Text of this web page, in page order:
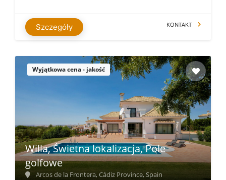
Szczegóły KONTAKT
Wyjątkowa cena - jakość
Willa, Świetna lokalizacja, Pole
golfowe
Arcos de la Frontera, Cádiz Province, Spain